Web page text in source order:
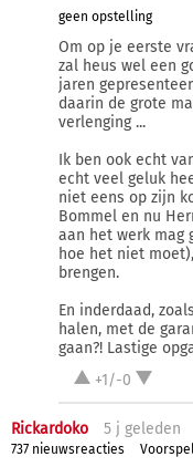
geen opstelling
Om op je eerste
zal heus wel een
jaren
daarin de grote
verlenging ...
Ik ben ook echt
echt veel geluk
niet eens op zijn
Bommel en nu
aan het werk mag
hoe het niet
brengen.
En inderdaad,
halen, met de
gaan?! Lastige
+1/-0
Rickardoko 5 j geleden
737 nieuwsreacties